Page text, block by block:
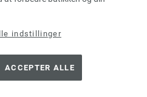
indstillinger
ACCEPTER ALLE